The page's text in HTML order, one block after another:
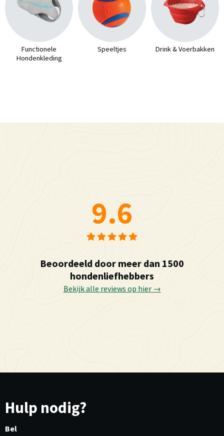
Functionele
Hondenkleding
Speeltjes Drink & Voerbakken
9.6
Beoordeeld door meer dan 1500
hondenliefhebbers
Bekijk alle reviews op hier →
Hulp nodig?
Bel